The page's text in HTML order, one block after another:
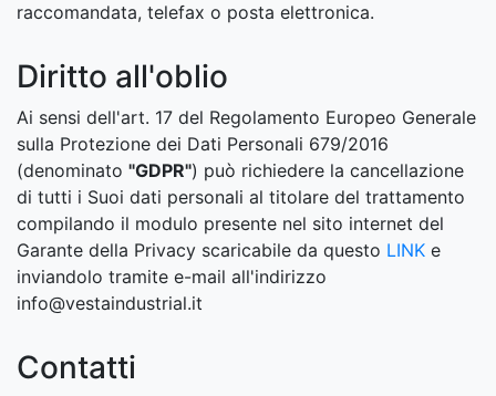
raccomandata, telefax o posta elettronica.
Diritto all'oblio
Ai sensi dell'art. 17 del Regolamento Europeo Generale
sulla Protezione dei Dati Personali 679/2016
(denominato "GDPR") può richiedere la cancellazione
di tutti i Suoi dati personali al titolare del trattamento
compilando il modulo presente nel sito internet del
Garante della Privacy scaricabile da questo LINK e
inviandolo tramite e-mail all'indirizzo
info@vestaindustrial.it
Contatti